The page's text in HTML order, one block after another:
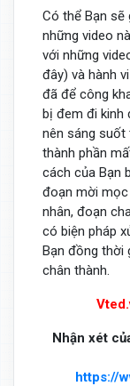
Có thể Bạn
những video
với những
đây) và hành
đã để công
bị đem đi kinh
nên sáng
thành phần
cách của Bạn
đoạn mời
nhân, đoạn
có biện pháp
Bạn đồng thời
chân thành.
Nhận xét
https://